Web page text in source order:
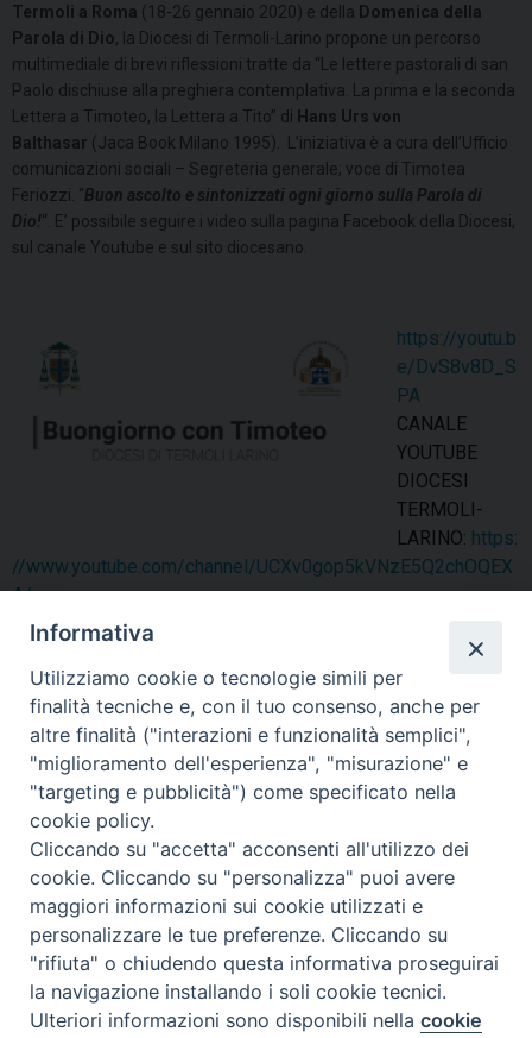
Termoli a Roma (18-26 gennaio 2020) e della Domenica della
Parola di Dio, la Diocesi di Termoli-Larino propone un percorso
multimediale di brevi riflessioni tratte da “Le lettere pastorali di san
Paolo dischiuse alla preghiera contemplativa. La prima e la seconda
Lettera a Timoteo, la Lettera a Tito” di Hans Urs von
Balthasar (Jaca Book Milano 1995). L’iniziativa è a cura dell’Ufficio
comunicazioni sociali – Segreteria generale; voce di Timotea
Feriozzi. “ Buon ascolto e sintonizzati ogni giorno sulla Parola di
Dio!“. E’ possibile seguire i video sulla pagina Facebook della Diocesi,
sul canale Youtube e sul sito diocesano.
https://youtu.b
e/DvS8v8D_S
PA
CANALE
YOUTUBE
DIOCESI
TERMOLI-
LARINO: https:
//www.youtube.com/channel/UCXv0gop5kVNzE5Q2chOQEX
A/
condividi su
F
a
c
e
o
o
P
n
t
r
e
L
n
k
d
I
n
X
T
h
r
e
d
W
a
t
A
p
e
l
e
r
a
Domenica della Parola di
Dio: itinerario di Lectio Divine
Timoteane a cura di don
Giuseppe De Virgilio
La comunità diocesana ricorda
con affetto e in preghiera suor
Maria Huong delle Piccole
Sorelle di Gesù
Informativa
Utilizziamo cookie o tecnologie simili per
finalità tecniche e, con il tuo consenso, anche per
altre finalità ("interazioni e funzionalità semplici",
"miglioramento dell'esperienza", "misurazione" e
"targeting e pubblicità") come specificato nella
cookie policy.
Cliccando su "accetta" acconsenti all'utilizzo dei
cookie. Cliccando su "personalizza" puoi avere
maggiori informazioni sui cookie utilizzati e
personalizzare le tue preferenze. Cliccando su
"rifiuta" o chiudendo questa informativa proseguirai
la navigazione installando i soli cookie tecnici.
Ulteriori informazioni sono disponibili nellacookie